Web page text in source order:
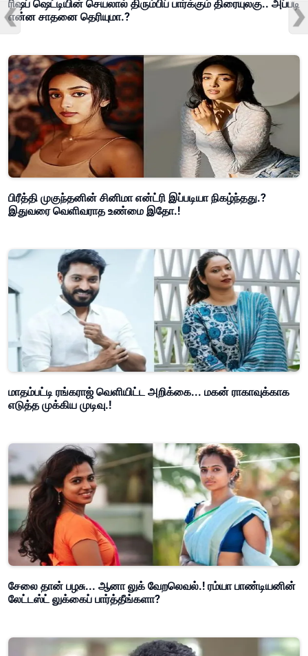
ரிஷப் ஷெட்டியின் செயலால் திரும்பிப் பார்க்கும் திரையுலகு.. அப்படி
என்ன சாதனை தெரியுமா.?
பிரீத்தி முகுந்தனின் சினிமா என்ட்ரி இப்படியா நிகழ்ந்தது.?
இதுவரை வெளிவராத உண்மை இதோ.!
மாதம்பட்டி ரங்கராஜ் வெளியிட்ட அறிக்கை... மகன் ராகாவுக்காக
எடுத்த முக்கிய முடிவு.!
சேலை தான் பழசு... ஆனா லுக் வேறலெவல்.! ரம்யா பாண்டியனின்
லேட்டஸ்ட் லுக்கைப் பார்த்தீங்களா?